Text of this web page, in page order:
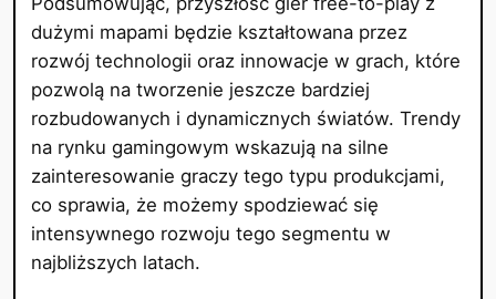
dużymi mapami będzie kształtowana przez
rozwój technologii oraz innowacje w grach, które
pozwolą na tworzenie jeszcze bardziej
rozbudowanych i dynamicznych światów. Trendy
na rynku gamingowym wskazują na silne
zainteresowanie graczy tego typu produkcjami,
co sprawia, że możemy spodziewać się
intensywnego rozwoju tego segmentu w
najbliższych latach.